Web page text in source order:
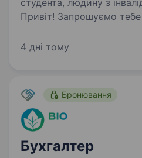
студента, людину з
Привіт! Запрошуємо
«VITAGRO NUTRITION» —
підтримку в навчанні…
4 дні тому
Бронювання
Бухгалтер